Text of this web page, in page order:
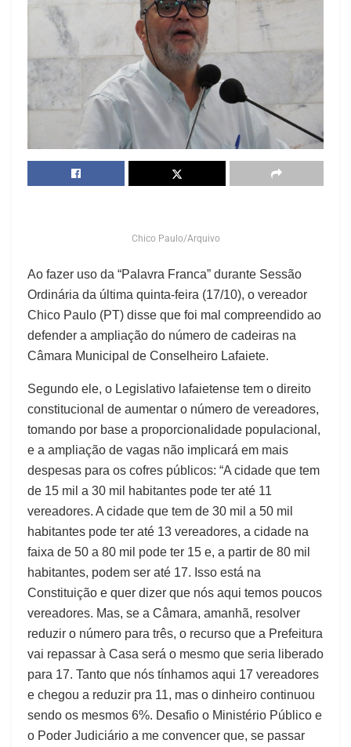
Chico Paulo/Arquivo
Ao fazer uso da “Palavra Franca” durante Sessão
Ordinária da última quinta-feira (17/10), o vereador
Chico Paulo (PT) disse que foi mal compreendido ao
defender a ampliação do número de cadeiras na
Câmara Municipal de Conselheiro Lafaiete.
Segundo ele, o Legislativo lafaietense tem o direito
constitucional de aumentar o número de vereadores,
tomando por base a proporcionalidade populacional,
e a ampliação de vagas não implicará em mais
despesas para os cofres públicos: “A cidade que tem
de 15 mil a 30 mil habitantes pode ter até 11
vereadores. A cidade que tem de 30 mil a 50 mil
habitantes pode ter até 13 vereadores, a cidade na
faixa de 50 a 80 mil pode ter 15 e, a partir de 80 mil
habitantes, podem ser até 17. Isso está na
Constituição e quer dizer que nós aqui temos poucos
vereadores. Mas, se a Câmara, amanhã, resolver
reduzir o número para três, o recurso que a Prefeitura
vai repassar à Casa será o mesmo que seria liberado
para 17. Tanto que nós tínhamos aqui 17 vereadores
e chegou a reduzir pra 11, mas o dinheiro continuou
sendo os mesmos 6%. Desafio o Ministério Público e
o Poder Judiciário a me convencer que, se passar